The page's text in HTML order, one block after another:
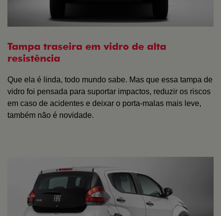
Tampa traseira em vidro de alta
resistência
Que ela é linda, todo mundo sabe. Mas que essa tampa de
vidro foi pensada para suportar impactos, reduzir os riscos
em caso de acidentes e deixar o porta-malas mais leve,
também não é novidade.